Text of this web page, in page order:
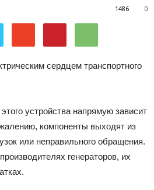
автомобилях
ВАЗ
0
1486
сердцем транспортного
устройства напрямую зависит
компоненты выходят из
или неправильного обращения.
генераторов, их